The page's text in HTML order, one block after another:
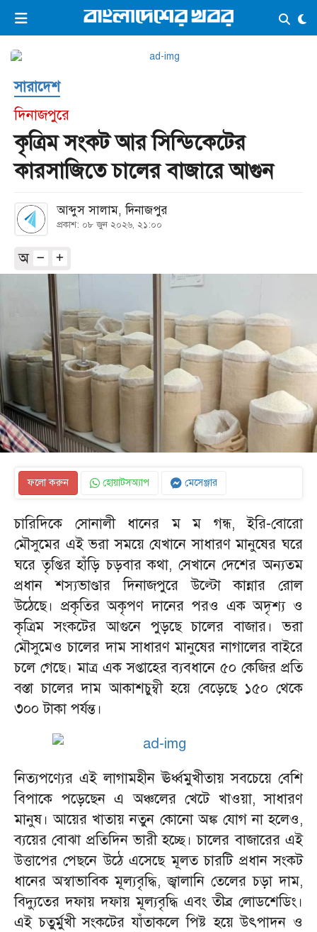
ভিডিও ই-পেপার লগইন ×
প্রচ্ছদ
সব বিভাগ
আর্কাইভ
কনভার্টার
সারাদেশ
দিনাজপুরে
কৃত্রিম সংকট আর সিন্ডিকেটের
কারসাজিতে চালের বাজারে আগুন
আব্দুস সালাম, দিনাজপুর
প্রকাশ: ০৮ জুন ২০২৬, ২১:০০
অ
ফলো করুন হোয়াটসঅ্যাপ মেসেঞ্জার
চারিদিকে সোনালী ধানের ম ম গন্ধ, ইরি-বোরো
মৌসুমের এই ভরা সময়ে যেখানে সাধারণ মানুষের ঘরে
ঘরে তৃপ্তির হাঁড়ি চড়বার কথা, সেখানে দেশের অন্যতম
প্রধান শস্যভাণ্ডার দিনাজপুরে উল্টো কান্নার রোল
উঠেছে। প্রকৃতির অকৃপণ দানের পরও এক অদৃশ্য ও
কৃত্রিম সংকটের আগুনে পুড়ছে চালের বাজার। ভরা
মৌসুমেও চালের দাম সাধারণ মানুষের নাগালের বাইরে
চলে গেছে। মাত্র এক সপ্তাহের ব্যবধানে ৫০ কেজির প্রতি
বস্তা চালের দাম আকাশচুম্বী হয়ে বেড়েছে ১৫০ থেকে
৩০০ টাকা পর্যন্ত।
নিত্যপণ্যের এই লাগামহীন ঊর্ধ্বমুখীতায় সবচেয়ে বেশি
বিপাকে পড়েছেন এ অঞ্চলের খেটে খাওয়া, সাধারণ
মানুষ। আয়ের খাতায় নতুন কোনো অঙ্ক যোগ না হলেও,
ব্যয়ের বোঝা প্রতিদিন ভারী হচ্ছে। চালের বাজারের এই
উত্তাপের পেছনে উঠে এসেছে মূলত চারটি প্রধান সংকট
ধানের অস্বাভাবিক মূল্যবৃদ্ধি, জ্বালানি তেলের চড়া দাম,
বিদ্যুতের দফায় দফায় মূল্যবৃদ্ধি এবং তীব্র লোডশেডিং।
এই চতুর্মুখী সংকটের যাঁতাকলে পিষ্ট হয়ে উৎপাদন ও